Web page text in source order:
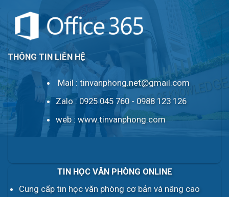
THÔNG TIN LIÊN HỆ
Mail :tinvanphong.net@gmail.com
Zalo : 0925 045 760 - 0988 123 126
web :www.tinvanphong.com
TIN HỌC VĂN PHÒNG ONLINE
Cung cấp tin học văn phòng cơ bản và nâng cao